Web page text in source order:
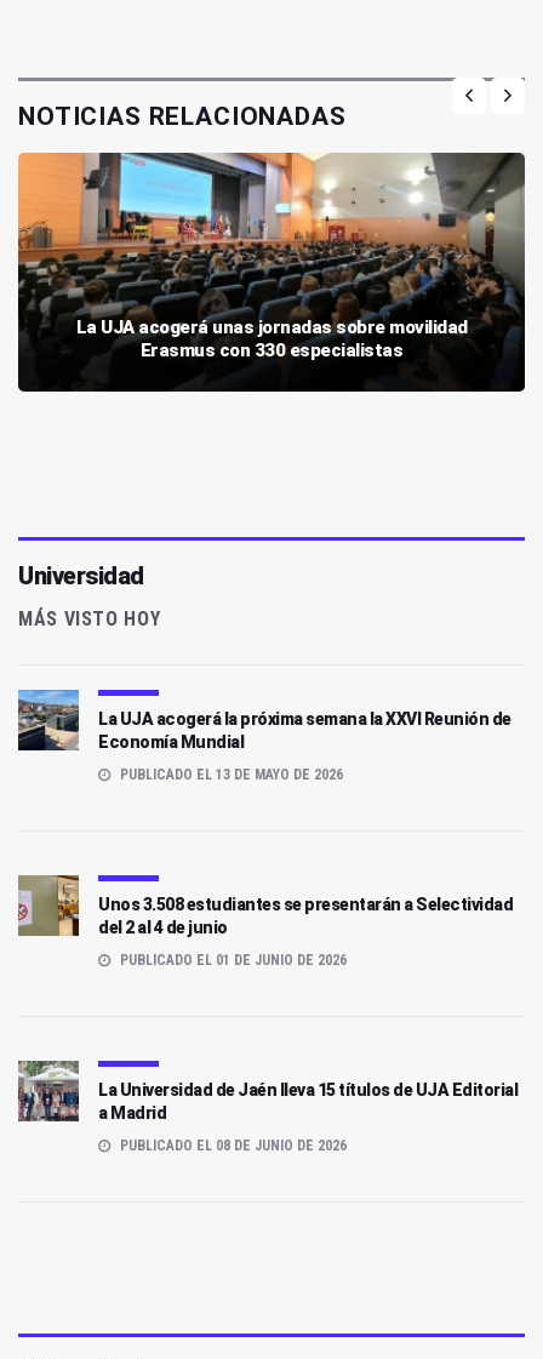
NOTICIAS RELACIONADAS
La UJA acogerá unas jornadas sobre movilidad
Erasmus con 330 especialistas
Universidad
MÁS VISTO HOY
La UJA acogerá la próxima semana la XXVI Reunión de
Economía Mundial
PUBLICADO EL 13 DE MAYO DE 2026
Unos 3.508 estudiantes se presentarán a Selectividad
del 2 al 4 de junio
PUBLICADO EL 01 DE JUNIO DE 2026
La Universidad de Jaén lleva 15 títulos de UJA Editorial
a Madrid
PUBLICADO EL 08 DE JUNIO DE 2026